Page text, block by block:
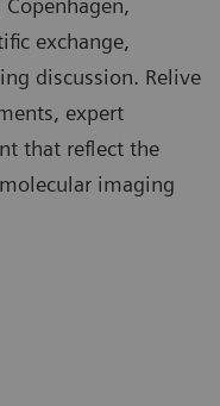
exchange,
discussion. Relive
expert
that reflect the
imaging